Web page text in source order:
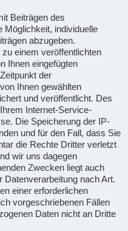
Beiträgen des
Möglichkeit, individuelle
abzugeben.
einem veröffentlichten
Ihnen eingefügten
der
Ihnen gewählten
und veröffentlicht. Des
Internet-Service-
Die Speicherung der IP-
und für den Fall, dass Sie
die Rechte Dritter verletzt
wir uns dagegen
Zwecken liegt auch
Datenverarbeitung nach Art.
einer erforderlichen
vorgeschriebenen Fällen
Daten nicht an Dritte